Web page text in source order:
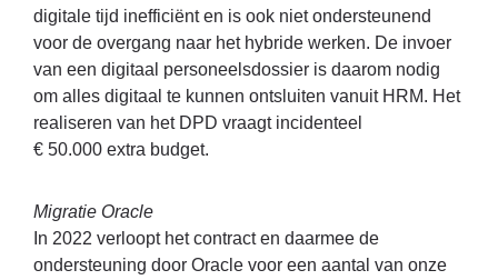
digitale tijd inefficiënt en is ook niet ondersteunend
voor de overgang naar het hybride werken. De invoer
van een digitaal personeelsdossier is daarom nodig
om alles digitaal te kunnen ontsluiten vanuit HRM. Het
realiseren van het DPD vraagt incidenteel
€ 50.000 extra budget.
Migratie Oracle
In 2022 verloopt het contract en daarmee de
ondersteuning door Oracle voor een aantal van onze